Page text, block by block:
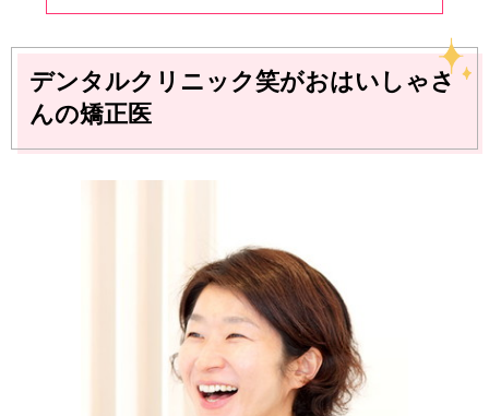
デンタルクリニック笑がおはいしゃさ
んの矯正医